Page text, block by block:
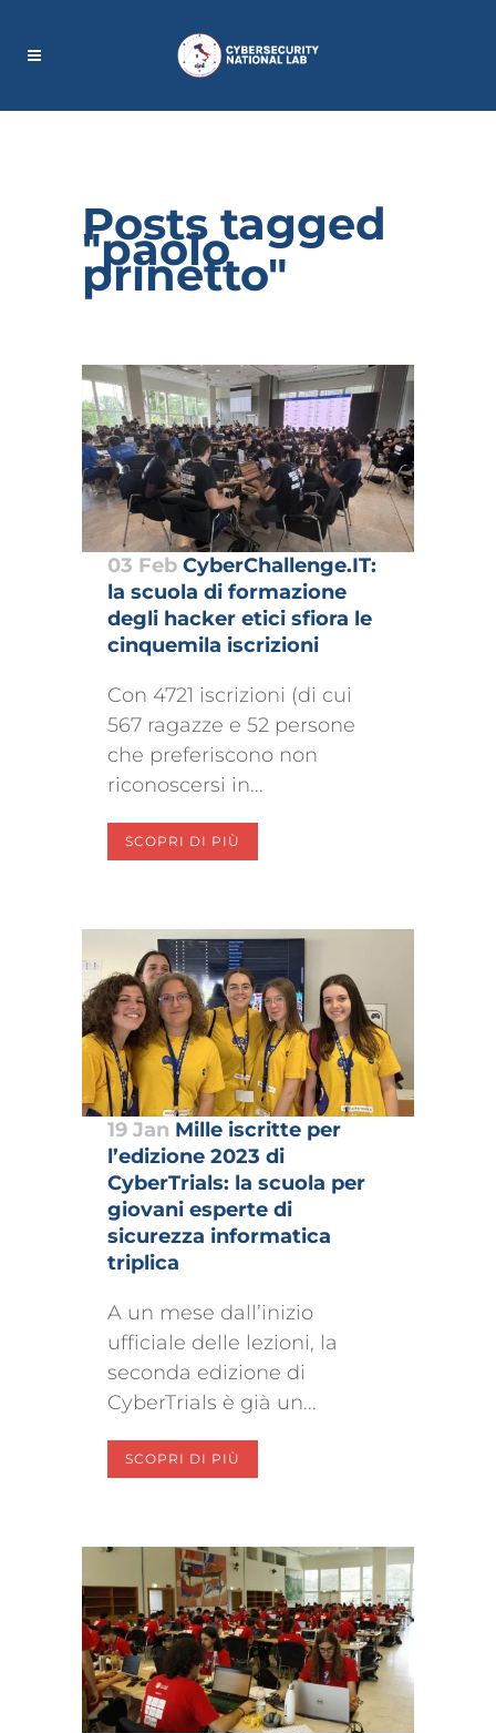
Posts tagged
"paolo
prinetto"
03 Feb CyberChallenge.IT:
la scuola di formazione
degli hacker etici sfiora le
cinquemila iscrizioni
Con 4721 iscrizioni (di cui
567 ragazze e 52 persone
che preferiscono non
riconoscersi in...
SCOPRI DI PIÙ
19 Jan Mille iscritte per
l’edizione 2023 di
CyberTrials: la scuola per
giovani esperte di
sicurezza informatica
triplica
A un mese dall’inizio
ufficiale delle lezioni, la
seconda edizione di
CyberTrials è già un...
SCOPRI DI PIÙ